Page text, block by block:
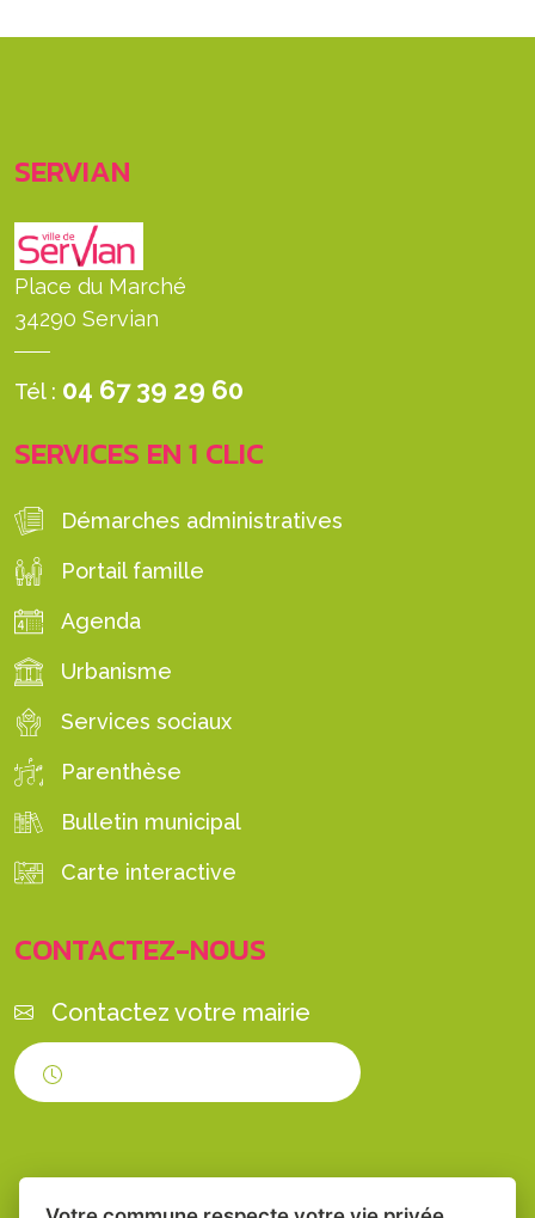
SERVIAN
Place du Marché
34290 Servian
Tél : 04 67 39 29 60
SERVICES EN 1 CLIC
Démarches administratives
Portail famille
Agenda
Urbanisme
Services sociaux
Parenthèse
Bulletin municipal
Carte interactive
CONTACTEZ-NOUS
Contactez votre mairie